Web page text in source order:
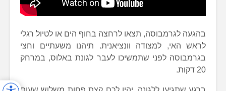
בהגעה לגרמבוסה, תצאו לרחצה בחוף הים או לטיול רגלי
לראש האי, למצודה וונציאנית. תיהנו משעתיים וחצי
בגרמבוסה לפני שתמשיכו לעבר לגונת באלוס, במרחק
20 דקות.